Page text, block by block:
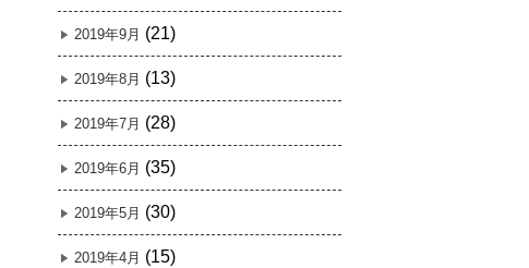
2019年9月 (21)
2019年8月 (13)
2019年7月 (28)
2019年6月 (35)
2019年5月 (30)
2019年4月 (15)